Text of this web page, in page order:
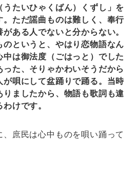
たいひゃくばん）くずし」を
。ただ謡曲ものは難しく、奉行
ある人でないと分からない。
のというと、やはり恋物語なん
は御法度（ごはっと）でした
た、そりゃかわいそうだから
が唄にして盆踊りで踊る。当時
りましたから、物語も歌詞も違
けです。
庶民は心中ものを唄い踊って